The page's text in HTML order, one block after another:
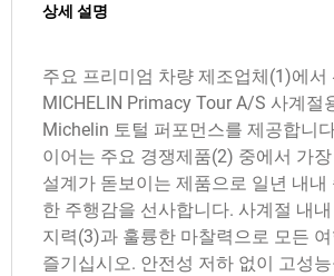
상세 설명
주요 프리미엄 차량 제조업체(1)에서
MICHELIN Primacy Tour A/S 사계절
Michelin 토털 퍼포먼스를 제공합니
이어는 주요 경쟁제품(2) 중에서 가
설계가 돋보이는 제품으로 일년 내내
한 주행감을 선사합니다. 사계절 내
지력(3)과 훌륭한 마찰력으로 모든
즐기십시오. 안전성 저하 없이 고성